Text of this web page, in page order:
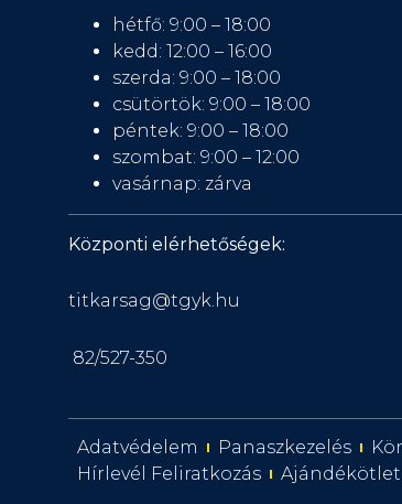
hétfő: 9:00 – 18:00
kedd: 12:00 – 16:00
szerda: 9:00 – 18:00
csütörtök: 9:00 – 18:00
péntek: 9:00 – 18:00
szombat: 9:00 – 12:00
vasárnap: zárva
Központi elérhetőségek:
titkarsag@tgyk.hu
82/527-350
Adatvédelem Panaszkezelés
Hírlevél Feliratkozás